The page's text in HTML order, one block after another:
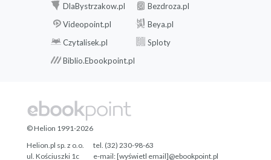
DlaBystrzakow.pl
Bezdroza.pl
Videopoint.pl
Beya.pl
Czytalisek.pl
Sploty
Biblio.Ebookpoint.pl
© Helion 1991-2026
Helion.pl sp. z o.o.
ul. Kościuszki 1c
tel. (32) 230-98-63
e-mail:[wyświetl email]@ebookpoint.pl